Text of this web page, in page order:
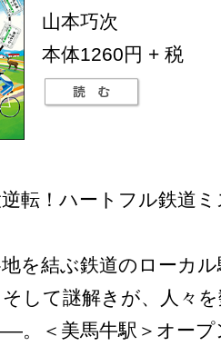
山本巧次
本体1260円 + 税
転！ハートフル鉄道
を結ぶ鉄道のローカ
して謎解きが、人々
。＜美馬牛駅＞オープ